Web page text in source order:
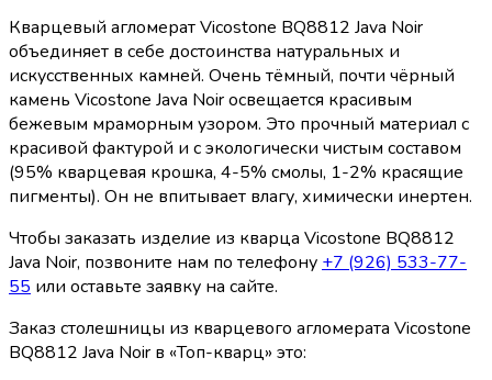
Кварцевый агломерат Vicostone BQ8812 Java Noir
объединяет в себе достоинства натуральных и
искусственных камней. Очень тёмный, почти чёрный
камень Vicostone Java Noir освещается красивым
бежевым мраморным узором. Это прочный материал с
красивой фактурой и с экологически чистым составом
(95% кварцевая крошка, 4-5% смолы, 1-2% красящие
пигменты). Он не впитывает влагу, химически инертен.
Чтобы заказать изделие из кварца Vicostone BQ8812
Java Noir, позвоните нам по телефону +7 (926) 533-77-
55 или оставьте заявку на сайте.
Заказ столешницы из кварцевого агломерата Vicostone
BQ8812 Java Noir в «Топ-кварц» это: